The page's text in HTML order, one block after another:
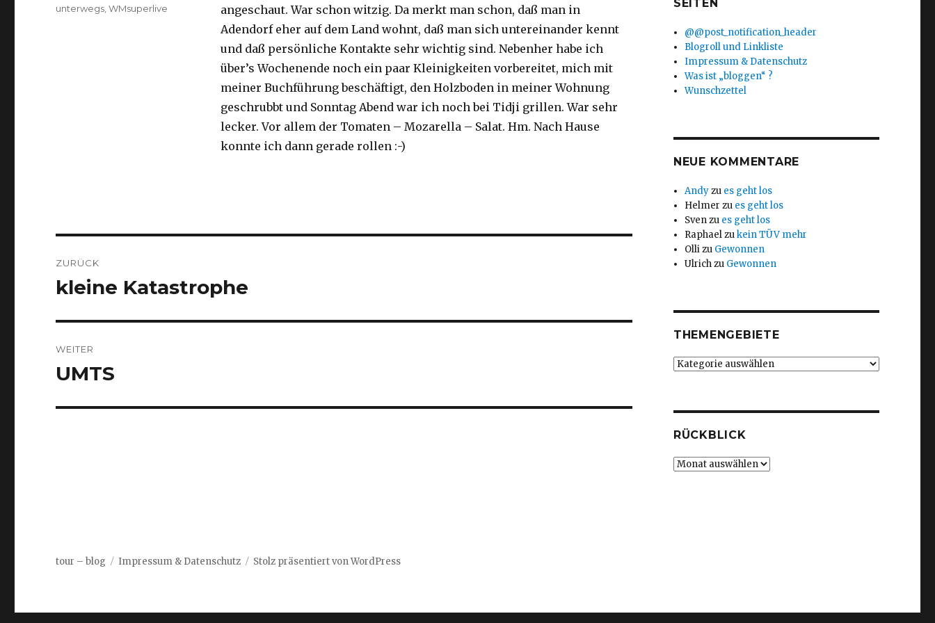
angeschaut. War schon witzig. Da merkt man schon, daß man in
Adendorf eher auf dem Land wohnt, daß man sich untereinander kennt
und daß persönliche Kontakte sehr wichtig sind. Nebenher habe ich
über’s Wochenende noch ein paar Kleinigkeiten vorbereitet, mich mit
meiner Buchführung beschäftigt, den Holzboden in meiner Wohnung
geschrubbt und Sonntag Abend war ich noch bei Tidji grillen. War sehr
lecker. Vor allem der Tomaten – Mozarella – Salat. Hm. Nach Hause
konnte ich dann gerade rollen :-)
Kategorien
unterwegs ,WMsuperlive
ZURÜCK
Vorheriger
kleine Katastrophe
WEITER
Nächster
UMTS
SEITEN
@@post_notification_header
Blogroll und Linkliste
Impressum & Datenschutz
Was ist „bloggen“ ?
Wunschzettel
NEUE KOMMENTARE
Andyzu es geht los
Helmer zu es geht los
Svenzu es geht los
Raphaelzukein TÜV mehr
Ollizu Gewonnen
Ulrichzu Gewonnen
THEMENGEBIETE
Themengebiete
RÜCKBLICK
Rückblick
tour – blog Impressum & Datenschutz Stolz präsentiert von WordPress